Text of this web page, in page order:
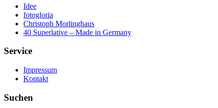
Idee
fotogloria
Christoph Morlinghaus
40 Superlative – Made in Germany
Service
Impressum
Kontakt
Suchen